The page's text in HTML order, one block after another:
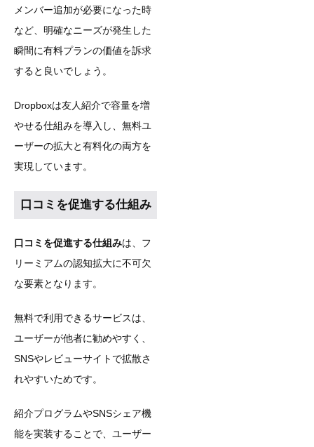
メンバー追加が必要になった時
など、明確なニーズが発生した
瞬間に有料プランの価値を訴求
すると良いでしょう。
Dropboxは友人紹介で容量を増
やせる仕組みを導入し、無料ユ
ーザーの拡大と有料化の両方を
実現しています。
口コミを促進する仕組み
口コミを促進する仕組みは、フ
リーミアムの認知拡大に不可欠
な要素となります。
無料で利用できるサービスは、
ユーザーが他者に勧めやすく、
SNSやレビューサイトで拡散さ
れやすいためです。
紹介プログラムやSNSシェア機
能を実装することで、ユーザー